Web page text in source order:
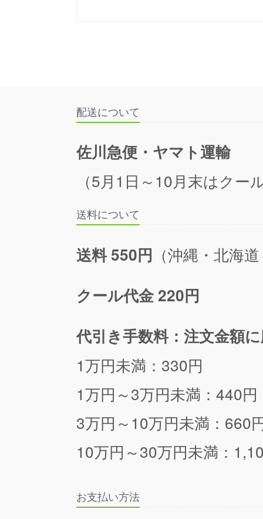
配送について
佐川急便・ヤマト運輸
（5月1日～10月末はクー
送料について
送料 550円 （沖縄・北海
クール代金 220円
代引き手数料：注文金額
1万円未満：330円
1万円～3万円未満：440円
3万円～10万円未満：660
10万円～30万円未満：
お支払い方法